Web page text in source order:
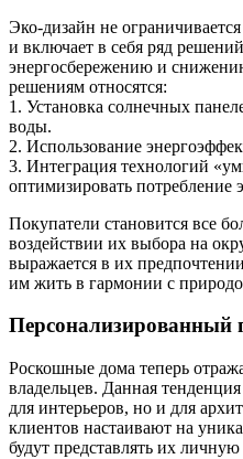
Эко-дизайн не
и включает в себя ряд
энергосбережению и
решениям относятся:
1. Установка солнечных
воды.
2. Использование
3. Интеграция технологий
оптимизировать потребление
Покупатели становится все
воздействии их выбора на
выражается в их
им жить в гармонии с
Персонализированный
Роскошные дома теперь
владельцев. Данная
для интерьеров, но и для
клиентов настаивают на
будут представлять их